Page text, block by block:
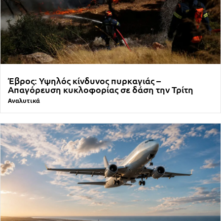
Έβρος: Υψηλός κίνδυνος πυρκαγιάς –
Απαγόρευση κυκλοφορίας σε δάση την Τρίτη
Αναλυτικά